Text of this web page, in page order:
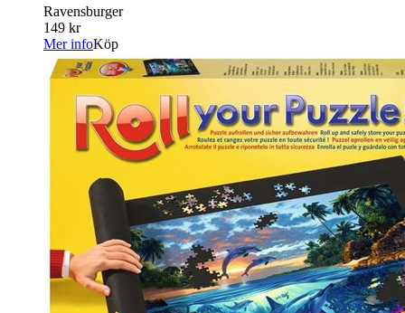
Ravensburger
149 kr
Mer infoKöp